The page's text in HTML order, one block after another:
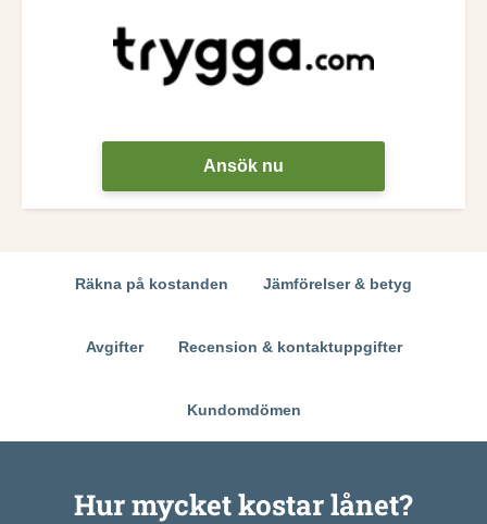
Ansök nu
Räkna på kostanden Jämförelser & betyg
Avgifter Recension & kontaktuppgifter
Kundomdömen
Hur mycket kostar lånet?